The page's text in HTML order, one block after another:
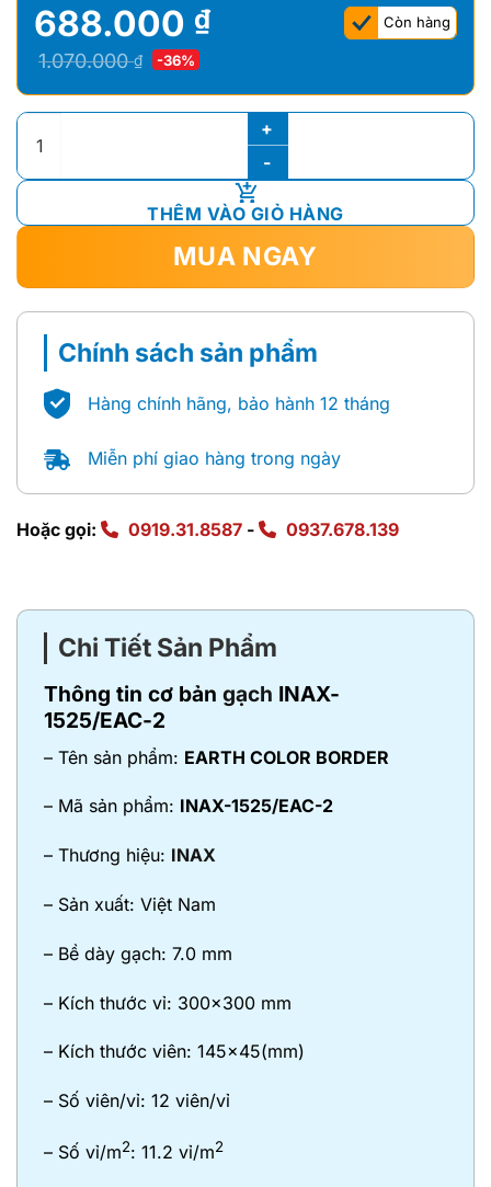
1.070.000₫
Giá
là:
1.070.000 ₫.
688.000 ₫
Giá
tại
là:
688.000 ₫.
-36%
Còn hàng
GẠCH INAX-1525/EAC-2 (EARTH COLOR BORDER) số lượng
THÊM VÀO GIỎ HÀNG
MUA NGAY
Chính sách sản phẩm
Hàng chính hãng, bảo hành 12 tháng
Miễn phí giao hàng trong ngày
Hoặc gọi: 0919.31.8587 - 0937.678.139
Chi Tiết Sản Phẩm
Thông tin cơ bản gạch INAX-
1525/EAC-2
– Tên sản phẩm: EARTH COLOR BORDER
– Mã sản phẩm: INAX-1525/EAC-2
– Thương hiệu: INAX
– Sản xuất: Việt Nam
– Bề dày gạch: 7.0 mm
– Kích thước vỉ: 300×300 mm
– Kích thước viên: 145×45(mm)
– Số viên/vỉ: 12 viên/vỉ
– Số vỉ/m2: 11.2 vỉ/m2